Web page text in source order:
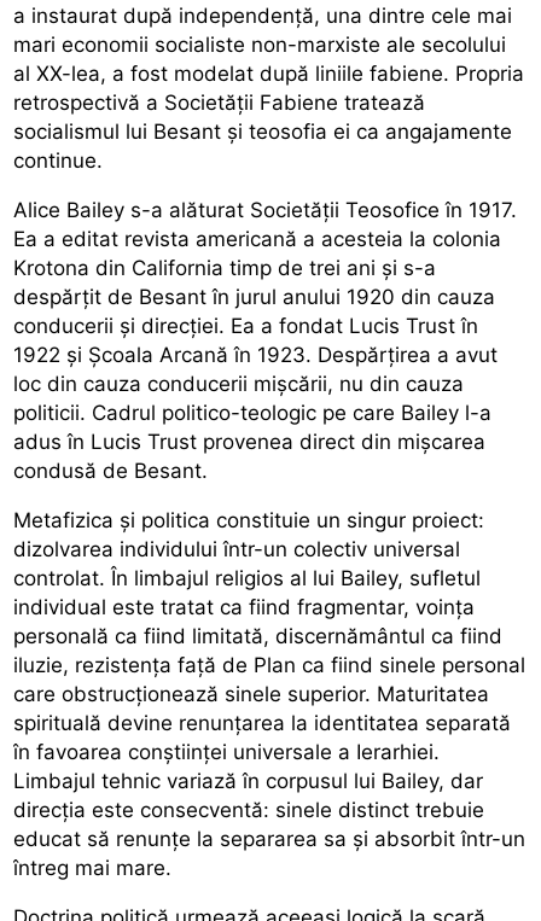
a instaurat după independență, una dintre cele mai
mari economii socialiste non-marxiste ale secolului
al XX-lea, a fost modelat după liniile fabiene. Propria
retrospectivă a Societății Fabiene tratează
socialismul lui Besant și teosofia ei ca angajamente
continue.
Alice Bailey s-a alăturat Societății Teosofice în 1917.
Ea a editat revista americană a acesteia la colonia
Krotona din California timp de trei ani și s-a
despărțit de Besant în jurul anului 1920 din cauza
conducerii și direcției. Ea a fondat Lucis Trust în
1922 și Școala Arcană în 1923. Despărțirea a avut
loc din cauza conducerii mișcării, nu din cauza
politicii. Cadrul politico-teologic pe care Bailey l-a
adus în Lucis Trust provenea direct din mișcarea
condusă de Besant.
Metafizica și politica constituie un singur proiect:
dizolvarea individului într-un colectiv universal
controlat. În limbajul religios al lui Bailey, sufletul
individual este tratat ca fiind fragmentar, voința
personală ca fiind limitată, discernământul ca fiind
iluzie, rezistența față de Plan ca fiind sinele personal
care obstrucționează sinele superior. Maturitatea
spirituală devine renunțarea la identitatea separată
în favoarea conștiinței universale a Ierarhiei.
Limbajul tehnic variază în corpusul lui Bailey, dar
direcția este consecventă: sinele distinct trebuie
educat să renunțe la separarea sa și absorbit într-un
întreg mai mare.